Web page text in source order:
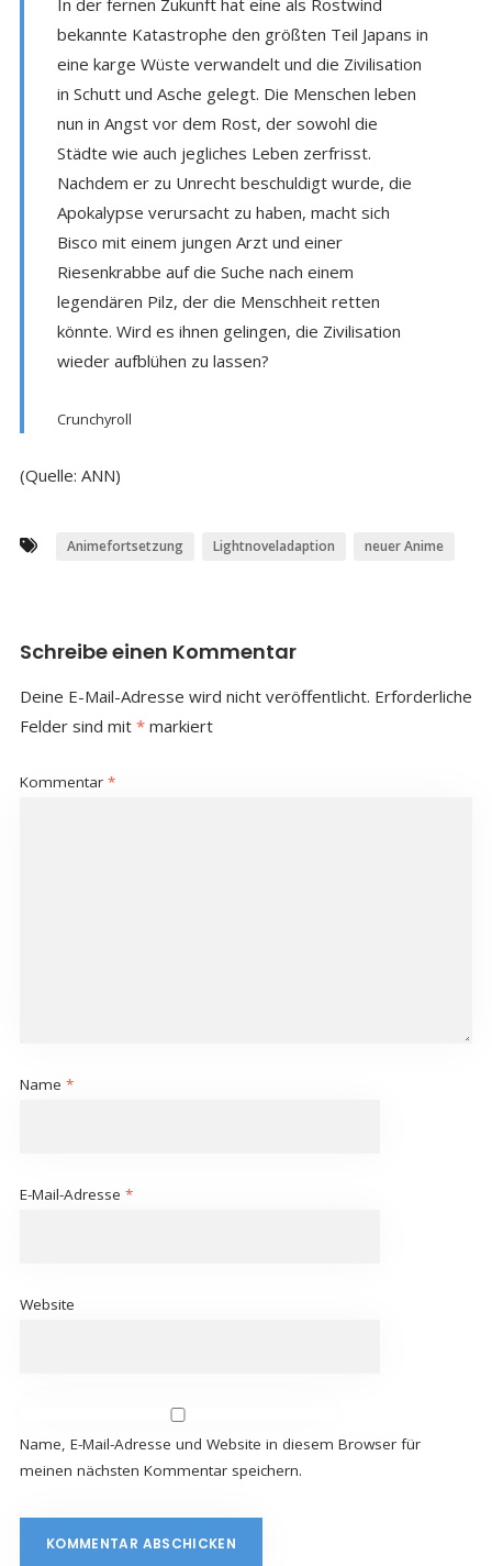
In der fernen Zukunft hat eine als Rostwind
bekannte Katastrophe den größten Teil Japans in
eine karge Wüste verwandelt und die Zivilisation
in Schutt und Asche gelegt. Die Menschen leben
nun in Angst vor dem Rost, der sowohl die
Städte wie auch jegliches Leben zerfrisst.
Nachdem er zu Unrecht beschuldigt wurde, die
Apokalypse verursacht zu haben, macht sich
Bisco mit einem jungen Arzt und einer
Riesenkrabbe auf die Suche nach einem
legendären Pilz, der die Menschheit retten
könnte. Wird es ihnen gelingen, die Zivilisation
wieder aufblühen zu lassen?
Crunchyroll
(Quelle: ANN)
Animefortsetzung Lightnoveladaption neuer Anime
Schreibe einen Kommentar
Deine E-Mail-Adresse wird nicht veröffentlicht. Erforderliche
Felder sind mit *markiert
Kommentar *
Name *
E-Mail-Adresse *
Website
Name, E-Mail-Adresse und Website in diesem Browser für
meinen nächsten Kommentar speichern.